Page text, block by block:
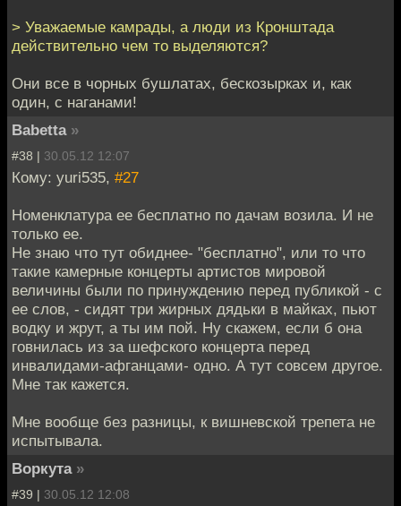
> Уважаемые камрады, а люди из Кронштада
действительно чем то выделяются?
Они все в чорных бушлатах, бескозырках и, как
один, с наганами!
Babetta »
#38 | 30.05.12 12:07
Кому: yuri535, #27
Номенклатура ее бесплатно по дачам возила. И не
только ее.
Не знаю что тут обиднее- "бесплатно", или то что
такие камерные концерты артистов мировой
величины были по принуждению перед публикой - с
ее слов, - сидят три жирных дядьки в майках, пьют
водку и жрут, а ты им пой. Ну скажем, если б она
говнилась из за шефского концерта перед
инвалидами-афганцами- одно. А тут совсем другое.
Мне так кажется.
Мне вообще без разницы, к вишневской трепета не
испытывала.
Воркута »
#39 | 30.05.12 12:08